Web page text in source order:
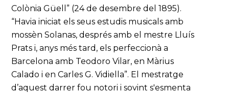
Colònia Güell” (24 de desembre del 1895).
“Havia iniciat els seus estudis musicals amb
mossèn Solanas, després amb el mestre Lluís
Prats i, anys més tard, els perfeccionà a
Barcelona amb Teodoro Vilar, en Màrius
Calado i en Carles G. Vidiella”. El mestratge
d’aquest darrer fou notori i sovint s'esmenta